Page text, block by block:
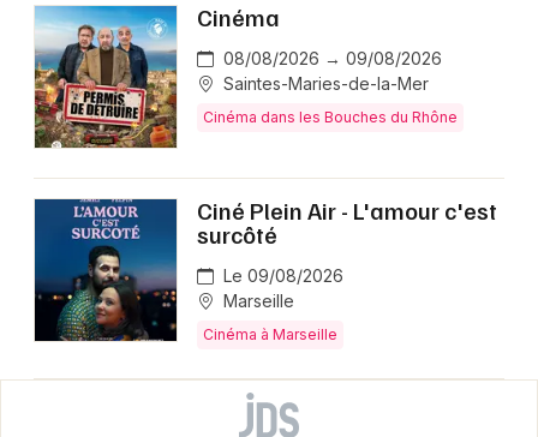
Cinéma
08/08/2026 → 09/08/2026
Saintes-Maries-de-la-Mer
Cinéma dans les Bouches du Rhône
Ciné Plein Air - L'amour c'est
surcôté
Le 09/08/2026
Marseille
Cinéma à Marseille